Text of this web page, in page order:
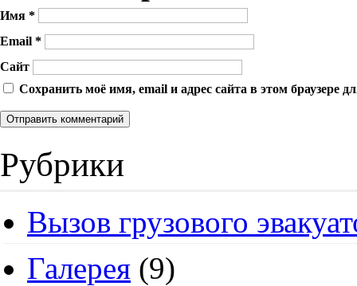
Имя *
Email *
Сайт
Сохранить моё имя, email и адрес сайта в этом браузере
Рубрики
Вызов грузового
Галерея (9)